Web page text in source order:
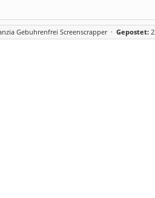
Gebuhrenfrei Screenscrapper· Gepostet: